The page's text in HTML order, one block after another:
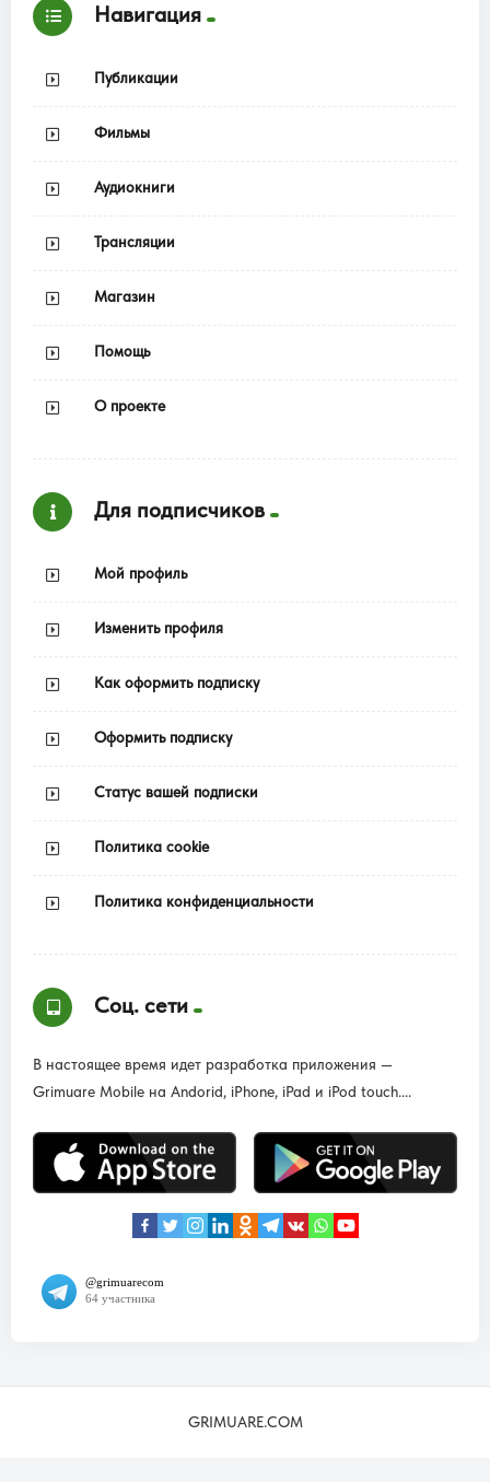
Навигация
Публикации
Фильмы
Аудиокниги
Трансляции
Магазин
Помощь
О проекте
Для подписчиков
Мой профиль
Изменить профиля
Как оформить подписку
Оформить подписку
Статус вашей подписки
Политика cookie
Политика конфиденциальности
Соц. сети
В настоящее время идет разработка приложения —
Grimuare Mobile на Andorid, iPhone, iPad и iPod touch....
GRIMUARE.COM